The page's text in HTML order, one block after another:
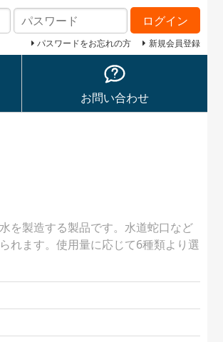
ログイン
パスワードをお忘れの方 新規会員登録
お問い合わせ
を製造する製品です。水道蛇口など
れます。使用量に応じて6種類より選